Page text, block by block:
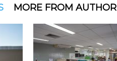
MORE FROM AUTHOR